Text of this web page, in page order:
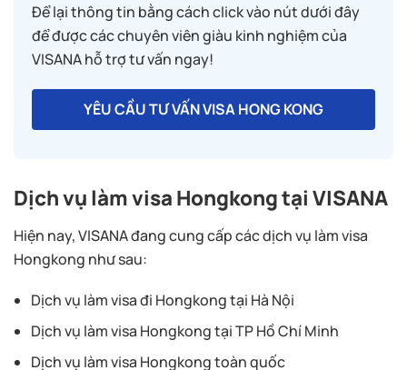
Để lại thông tin bằng cách click vào nút dưới đây
để được các chuyên viên giàu kinh nghiệm của
VISANA hỗ trợ tư vấn ngay!
YÊU CẦU TƯ VẤN VISA HONG KONG
Dịch vụ làm visa Hongkong tại VISANA
Hiện nay, VISANA đang cung cấp các dịch vụ làm visa
Hongkong như sau:
Dịch vụ làm visa đi Hongkong tại Hà Nội
Dịch vụ làm visa Hongkong tại TP Hồ Chí Minh
Dịch vụ làm visa Hongkong toàn quốc